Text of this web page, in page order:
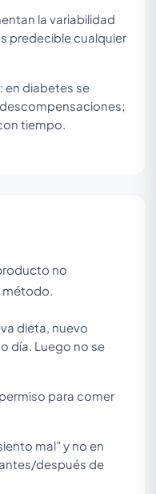
la variabilidad
predecible cualquier
en diabetes se
tiempo.
no
dieta, nuevo
día. Luego no se
para comer
mal” y no en
después de